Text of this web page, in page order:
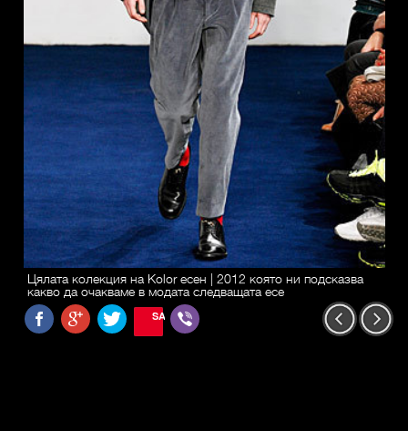
Цялата колекция на Kolor есен | 2012 която ни подсказва
какво да очакваме в модата следващата есе
SAVE